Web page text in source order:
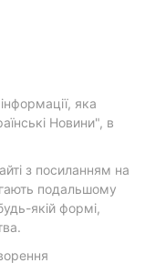
яка
Новини", в
з посиланням на
подальшому
якій формі,